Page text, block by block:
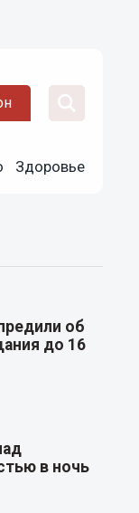
Здоровье
об
до 16
в ночь